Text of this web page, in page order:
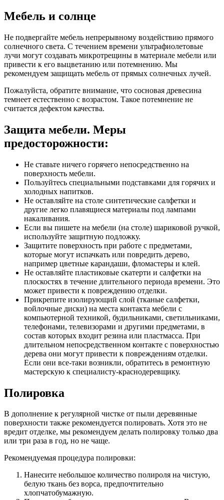
Мебель и солнце
Не подвергайте мебель непрерывному воздействию прямого
солнечного света. С течением времени ультрафиолетовые
лучи могут создавать микротрещины в материале мебели или
привести к его выцветанию или потемнению. Мы
рекомендуем защищать мебель от прямых солнечных лучей.
Пожалуйста, обратите внимание, что сосновая древесина
темнеет естественно с возрастом. Такое потемнение не
считается дефектом качества.
Защита мебели. Меры
предосторожности:
Не ставьте ничего горячего непосредственно на
поверхность мебели.
Пользуйтесь специальными подставками для горячих и
холодных напитков.
Не оставляйте на столе синтетические салфетки и
другие легко плавящиеся материалы под лампами
накаливания.
Если вы пишете на мебели (на столе) шариковой ручкой,
используйте защитную подложку.
Защитите поверхность при работе с предметами,
которые могут испачкать или повредить дерево,
например цветные карандаши, фломастеры и клей.
Не оставляйте пластиковые скатерти и салфетки на
плоскостях в течение длительного периода времени. Это
может привести к повреждению отделки.
Прикрепите изолирующий слой (тканые салфетки,
войлочные диски) на места контакта мебели с
компьютерной техникой, будильниками, светильниками,
телефонами, телевизорами и другими предметами, в
состав которых входит резина или пластмасса. При
длительном непосредственном контакте с поверхностью
дерева они могут привести к повреждениям отделки.
Если они все-таки возникли, обратитесь в ремонтную
мастерскую к специалисту-краснодеревщику.
Полировка
В дополнение к регулярной чистке от пыли деревянные
поверхности также рекомендуется полировать. Хотя это не
вредит отделке, мы рекомендуем делать полировку только два
или три раза в год, но не чаще.
Рекомендуемая процедура полировки:
Нанесите небольшое количество полироля на чистую,
белую ткань без ворса, предпочтительно
хлопчатобумажную.